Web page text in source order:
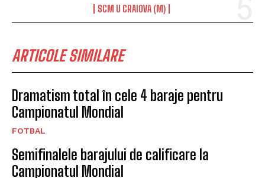
SCM U CRAIOVA (M)
ARTICOLE SIMILARE
Dramatism total în cele 4 baraje pentru
Campionatul Mondial
FOTBAL
Semifinalele barajului de calificare la
Campionatul Mondial